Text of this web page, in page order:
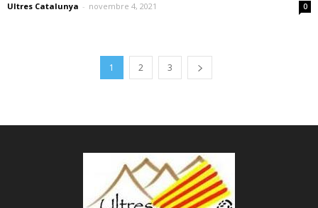
Ultres Catalunya - novembre 4, 2021 0
1 2 3